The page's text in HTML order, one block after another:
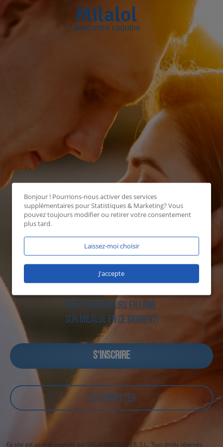
1957 utilisateurs en ligne
sur Milalol en ce moment!
S‘INSCRIRE
SE CONNECTER
Bonjour ! Pourrions-nous activer des services
supplémentaires pourStatistiques & Marketing? Vous
pouvez toujours modifier ou retirer votre consentement
plus tard.
Laissez-moi choisir
J'accepte